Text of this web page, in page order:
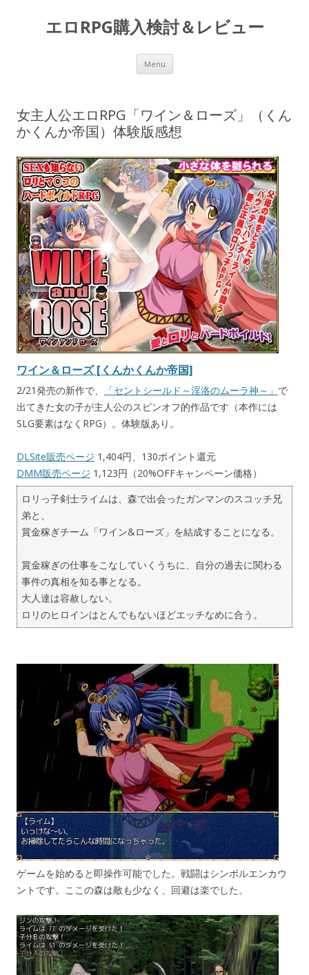
エロRPG購入検討＆レビュー
Menu Skip to content
女主人公エロRPG「ワイン＆ローズ」（くん
かくんか帝国）体験版感想
ワイン＆ローズ [くんかくんか帝国]
2/21発売の新作で、 「セントシールド～淫洛のムーラ神～」 で
出てきた女の子が主人公のスピンオフ的作品です（本作には
SLG要素はなくRPG）。体験版あり。
DLSite販売ページ 1,404円、130ポイント還元
DMM販売ページ 1,123円（20%OFFキャンペーン価格）
ロリっ子剣士ライムは、森で出会ったガンマンのスコッチ兄
弟と、
賞金稼ぎチーム「ワイン&ローズ」を結成することになる。
賞金稼ぎの仕事をこなしていくうちに、自分の過去に関わる
事件の真相を知る事となる。
大人達は容赦しない。
ロリのヒロインはとんでもないほどエッチなめに合う。
ゲームを始めると即操作可能でした。戦闘はシンボルエンカウ
ントです。ここの森は敵も少なく、回避は楽でした。